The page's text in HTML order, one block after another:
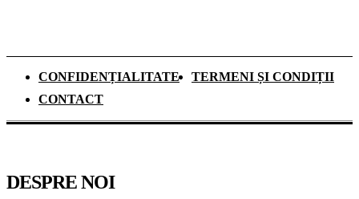
CONFIDENȚIALITATE
TERMENI ȘI CONDIȚII
CONTACT
DESPRE NOI